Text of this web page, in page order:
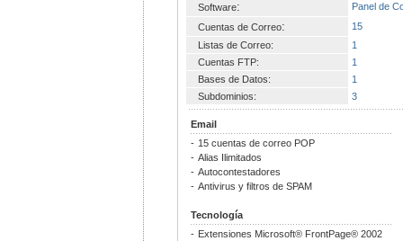
Software:
Panel de
Cuentas de Correo:
15
Listas de Correo:
1
Cuentas FTP:
1
Bases de Datos:
1
Subdominios:
3
Email
- 15 cuentas de correo POP
- Alias Ilimitados
- Autocontestadores
- Antivirus y filtros de SPAM
Tecnología
- Extensiones Microsoft® FrontPage® 2002